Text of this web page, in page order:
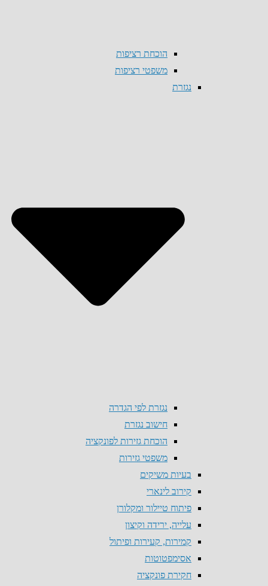
הוכחת רציפות
משפטי רציפות
נגזרת
נגזרת לפי הגדרה
חישוב נגזרת
הוכחת גזירות לפונקציה
משפטי גזירות
בעיות משיקים
קירוב לינארי
פיתוח טיילור ומקלורן
עלייה, ירידה וקיצון
קמירות, קעירות ופיתול
אסימפטוטות
חקירת פונקציה